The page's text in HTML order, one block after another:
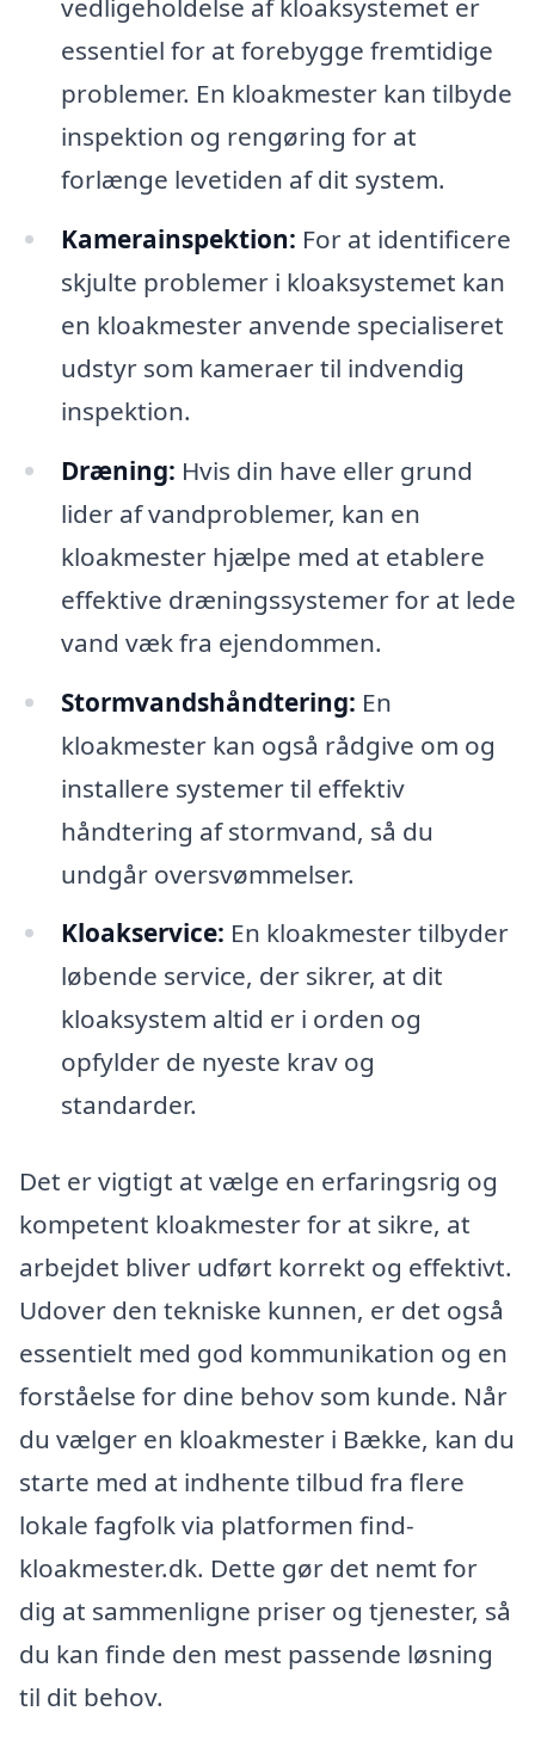
vedligeholdelse af kloaksystemet er
essentiel for at forebygge fremtidige
problemer. En kloakmester kan tilbyde
inspektion og rengøring for at
forlænge levetiden af dit system.
Kamerainspektion: For at identificere
skjulte problemer i kloaksystemet kan
en kloakmester anvende specialiseret
udstyr som kameraer til indvendig
inspektion.
Dræning: Hvis din have eller grund
lider af vandproblemer, kan en
kloakmester hjælpe med at etablere
effektive dræningssystemer for at lede
vand væk fra ejendommen.
Stormvandshåndtering: En
kloakmester kan også rådgive om og
installere systemer til effektiv
håndtering af stormvand, så du
undgår oversvømmelser.
Kloakservice: En kloakmester tilbyder
løbende service, der sikrer, at dit
kloaksystem altid er i orden og
opfylder de nyeste krav og
standarder.
Det er vigtigt at vælge en erfaringsrig og
kompetent kloakmester for at sikre, at
arbejdet bliver udført korrekt og effektivt.
Udover den tekniske kunnen, er det også
essentielt med god kommunikation og en
forståelse for dine behov som kunde. Når
du vælger en kloakmester i Bække, kan du
starte med at indhente tilbud fra flere
lokale fagfolk via platformen find-
kloakmester.dk. Dette gør det nemt for
dig at sammenligne priser og tjenester, så
du kan finde den mest passende løsning
til dit behov.